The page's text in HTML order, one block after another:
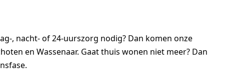
, nacht- of 24-uurszorg nodig? Dan komen onze
en Wassenaar. Gaat thuis wonen niet meer? Dan